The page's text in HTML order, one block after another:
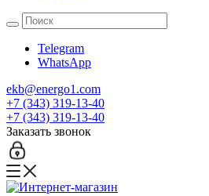
Telegram
WhatsApp
ekb@energo1.com
+7 (343) 319-13-40
+7 (343) 319-13-40
Заказать звонок